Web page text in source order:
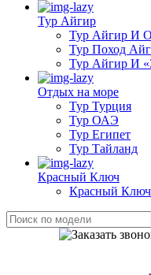
Тур Айгир
Тур Айгир И
Тур Поход
Тур Айгир И
Отдых на море
Тур Турция
Тур ОАЭ
Тур Египет
Тур Тайланд
Красный Ключ
Красный Ключ